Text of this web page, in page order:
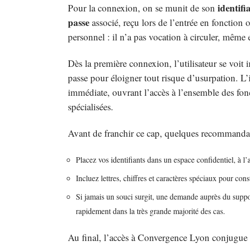
Pour la connexion, on se munit de son
passe associé, reçu lors de l’entrée en
personnel : il n’a pas vocation à circuler,
Dès la première connexion, l’utilisateur se voit
passe pour éloigner tout risque d’usurpation.
immédiate, ouvrant l’accès à l’ensemble des
spécialisées.
Avant de franchir ce cap, quelques
Placez vos identifiants dans un espace confidentiel, à
Incluez lettres, chiffres et caractères spéciaux pour
Si jamais un souci surgit, une demande auprès du
rapidement dans la très grande majorité des cas.
Au final, l’accès à Convergence Lyon